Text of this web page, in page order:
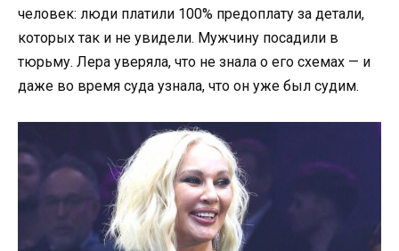
человек: люди платили 100% предоплату за детали,
которых так и не увидели. Мужчину посадили в
тюрьму. Лера уверяла, что не знала о его схемах — и
даже во время суда узнала, что он уже был судим.